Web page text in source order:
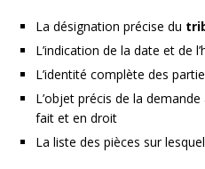
La désignation précise du
L’indication de la date et de
L’identité complète des
L’objet précis de la
fait et en droit
La liste des pièces sur